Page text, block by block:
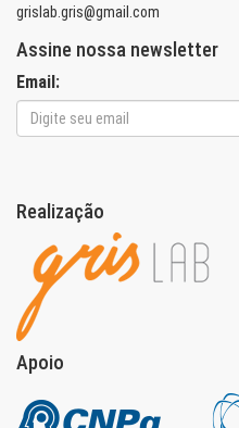
grislab.gris@gmail.com
Assine nossa newsletter
Email:
Realização
Apoio